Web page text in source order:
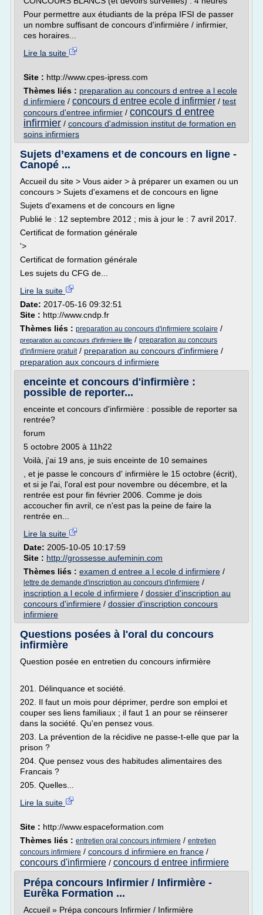
Pour permettre aux étudiants de la prépa IFSI de passer
un nombre suffisant de concours d'infirmière / infirmier,
ces horaires...
Lire la suite
Site : http://www.cpes-ipress.com
Thèmes liés : preparation au concours d entree a l ecole
d infirmiere / concours d entree ecole d infirmier / test
concours d'entree infirmier / concours d entree
infirmier / concours d'admission institut de formation en
soins infirmiers
Sujets d’examens et de concours en ligne -
Canopé ...
Accueil du site > Vous aider > à préparer un examen ou un
concours > Sujets d'examens et de concours en ligne
Sujets d'examens et de concours en ligne
Publié le : 12 septembre 2012 ; mis à jour le : 7 avril 2017.
Certificat de formation générale
'>
Certificat de formation générale
Les sujets du CFG de...
Lire la suite
Date: 2017-05-16 09:32:51
Site : http://www.cndp.fr
Thèmes liés : preparation au concours d'infirmiere scolaire /
preparation au concours d'infirmiere lille / preparation au concours
d'infirmiere gratuit/ preparation au concours d'infirmiere /
preparation aux concours d infirmiere
enceinte et concours d'infirmière :
possible de reporter...
enceinte et concours d'infirmière : possible de reporter sa
rentrée?
forum
5 octobre 2005 à 11h22
Voilà, j'ai 19 ans, je suis enceinte de 10 semaines
, et je passe le concours d' infirmière le 15 octobre (écrit),
et si je l'ai, l'oral est pour novembre ou décembre, et la
rentrée est pour fin février 2006. Comme je dois
accoucher fin avril, ce n'est pas la peine de faire la
rentrée en...
Lire la suite
Date: 2005-10-05 10:17:59
Site : http://grossesse.aufeminin.com
Thèmes liés : examen d entree a l ecole d infirmiere /
lettre de demande d'inscription au concours d'infirmiere /
inscription a l ecole d infirmiere / dossier d'inscription au
concours d'infirmiere / dossier d'inscription concours
infirmiere
Questions posées à l'oral du concours
infirmière
Question posée en entretien du concours infirmière
201. Délinquance et société.
202. Il faut un mois pour déprimer, perdre son emploi et
couper ses liens familiaux ; il faut 1 an pour se réinserer
dans la société. Qu'en pensez vous.
203. La prévention de la récidive ne passe-t-elle que par la
prison ?
204. Que pensez vous des habitudes alimentaires des
Francais ?
205. Quelles...
Lire la suite
Site : http://www.espaceformation.com
Thèmes liés : entretien oral concours infirmiere / entretien
concours infirmiere / concours d infirmiere en france /
concours d'infirmiere / concours d entree infirmiere
Prépa concours Infirmier / Infirmière -
Eurêka Formation ...
Accueil » Prépa concours Infirmier / Infirmière